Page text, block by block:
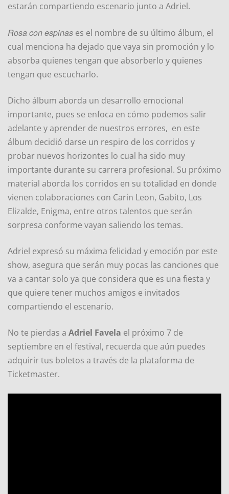
estarán compartiendo escenario junto a Adriel.
Rosa con espinas es el nombre de su último álbum, el
cual menciona ha dejado que vaya sin promoción y lo
absorba quienes tengan que absorberlo y quienes
tengan que escucharlo.
Dicho álbum aborda un desarrollo emocional
importante, pues se enfoca en cómo podemos salir
adelante y aprender de nuestros errores, en este
álbum decidió darse un respiro de los corridos y
probar nuevos horizontes lo cual ha sido muy
importante durante su carrera profesional. Su próximo
material aborda los corridos en su totalidad en donde
vienen colaboraciones con Carin Leon, Gabito, Los
Elizalde, Enigma, entre otros talentos que serán
sorpresa conforme vayan saliendo los temas.
Adriel expresó su máxima felicidad y emoción por este
show, asegura que serán muy pocas las canciones que
va a cantar solo ya que considera que es una fiesta y
que quiere tener muchos amigos e invitados
compartiendo el escenario.
No te pierdas a Adriel Favela el próximo 7 de
septiembre en el festival, recuerda que aún puedes
adquirir tus boletos a través de la plataforma de
Ticketmaster.